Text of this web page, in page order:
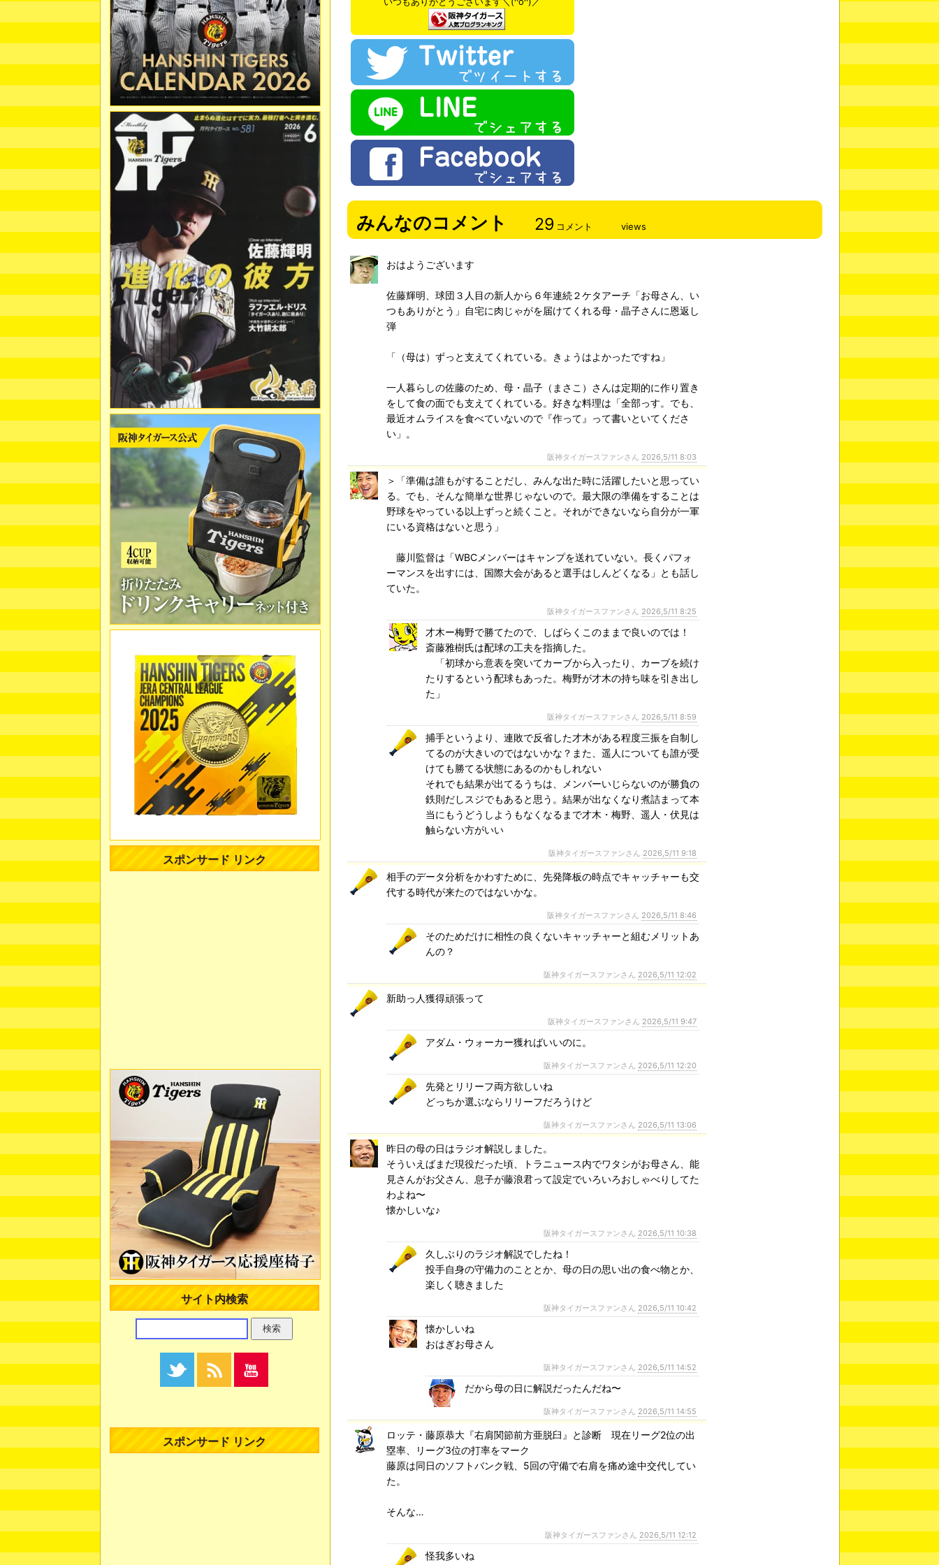
みんなのコメント 29 コメント views
おはようございます
佐藤輝明、球団３人目の新人から６年連続２ケタアーチ「お母さん、い
つもありがとう」自宅に肉じゃがを届けてくれる母・晶子さんに恩返し
弾
「（母は）ずっと支えてくれている。きょうはよかったですね」
一人暮らしの佐藤のため、母・晶子（まさこ）さんは定期的に作り置き
をして食の面でも支えてくれている。好きな料理は「全部っす。でも、
最近オムライスを食べていないので『作って』って書いといてくださ
い」。
阪神タイガースファンさん 2026,5/11 8:03
＞「準備は誰もがすることだし、みんな出た時に活躍したいと思ってい
る。でも、そんな簡単な世界じゃないので。最大限の準備をすることは
野球をやっている以上ずっと続くこと。それができないなら自分が一軍
にいる資格はないと思う」
藤川監督は「WBCメンバーはキャンプを送れていない。長くパフォ
ーマンスを出すには、国際大会があると選手はしんどくなる」とも話し
ていた。
阪神タイガースファンさん 2026,5/11 8:25
才木ー梅野で勝てたので、しばらくこのままで良いのでは！
斎藤雅樹氏は配球の工夫を指摘した。
「初球から意表を突いてカーブから入ったり、カーブを続け
たりするという配球もあった。梅野が才木の持ち味を引き出し
た」
阪神タイガースファンさん 2026,5/11 8:59
捕手というより、連敗で反省した才木がある程度三振を自制し
てるのが大きいのではないかな？また、遥人についても誰が受
けても勝てる状態にあるのかもしれない
それでも結果が出てるうちは、メンバーいじらないのが勝負の
鉄則だしスジでもあると思う。結果が出なくなり煮詰まって本
当にもうどうしようもなくなるまで才木・梅野、遥人・伏見は
触らない方がいい
阪神タイガースファンさん 2026,5/11 9:18
相手のデータ分析をかわすために、先発降板の時点でキャッチャーも交
代する時代が来たのではないかな。
阪神タイガースファンさん 2026,5/11 8:46
そのためだけに相性の良くないキャッチャーと組むメリットあ
んの？
阪神タイガースファンさん 2026,5/11 12:02
新助っ人獲得頑張って
阪神タイガースファンさん 2026,5/11 9:47
アダム・ウォーカー獲ればいいのに。
阪神タイガースファンさん 2026,5/11 12:20
先発とリリーフ両方欲しいね
どっちか選ぶならリリーフだろうけど
阪神タイガースファンさん 2026,5/11 13:06
昨日の母の日はラジオ解説しました。
そういえばまだ現役だった頃、トラニュース内でワタシがお母さん、能
見さんがお父さん、息子が藤浪君って設定でいろいろおしゃべりしてた
わよね〜
懐かしいな♪
阪神タイガースファンさん 2026,5/11 10:38
久しぶりのラジオ解説でしたね！
投手自身の守備力のこととか、母の日の思い出の食べ物とか、
楽しく聴きました
阪神タイガースファンさん 2026,5/11 10:42
懐かしいね
おはぎお母さん
阪神タイガースファンさん 2026,5/11 14:52
だから母の日に解説だったんだね〜
阪神タイガースファンさん 2026,5/11 14:55
ロッテ・藤原恭大『右肩関節前方亜脱臼』と診断 現在リーグ2位の出
塁率、リーグ3位の打率をマーク
藤原は同日のソフトバンク戦、5回の守備で右肩を痛め途中交代してい
た。
そんな…
阪神タイガースファンさん 2026,5/11 12:12
怪我多いね
スポンサード リンク
サイト内検索
スポンサード リンク